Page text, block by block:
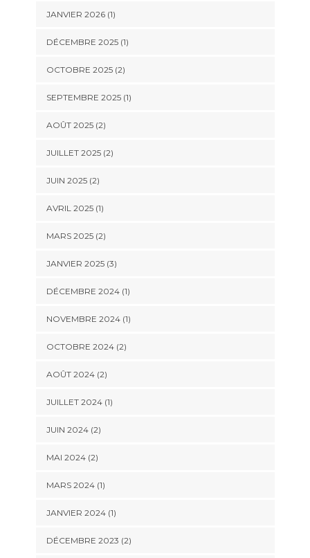
JANVIER 2026(1)
DÉCEMBRE 2025(1)
OCTOBRE 2025(2)
SEPTEMBRE 2025(1)
AOÛT 2025(2)
JUILLET 2025(2)
JUIN 2025(2)
AVRIL 2025(1)
MARS 2025(2)
JANVIER 2025(3)
DÉCEMBRE 2024(1)
NOVEMBRE 2024(1)
OCTOBRE 2024(2)
AOÛT 2024(2)
JUILLET 2024(1)
JUIN 2024(2)
MAI 2024(2)
MARS 2024(1)
JANVIER 2024(1)
DÉCEMBRE 2023 (2)